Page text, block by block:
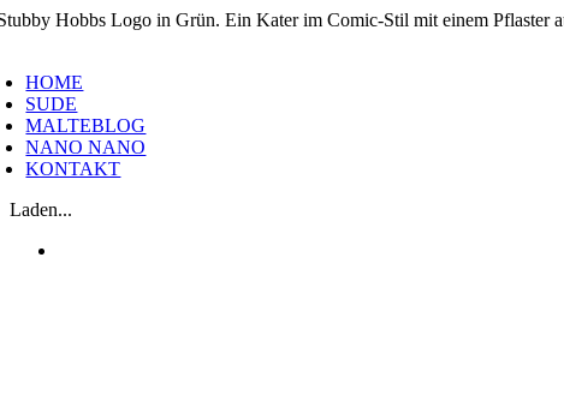
Zum
HOME
SUDE
MALTEBLOG
NANO NANO
KONTAKT
Laden...